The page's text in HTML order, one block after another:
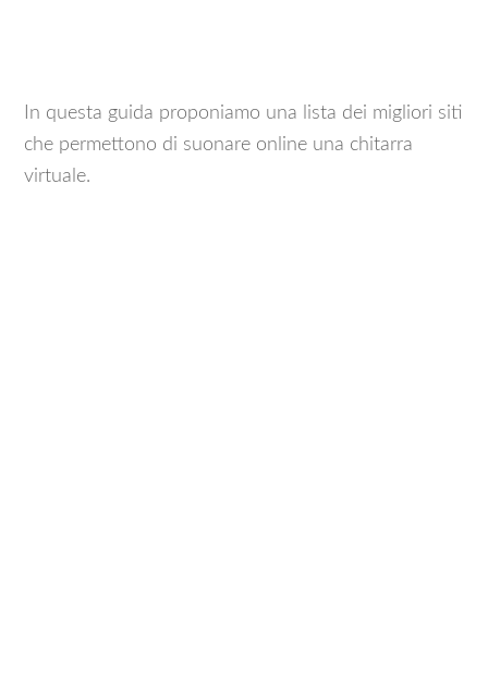
In questa guida proponiamo una lista dei migliori siti
che permettono di suonare online una chitarra
virtuale.